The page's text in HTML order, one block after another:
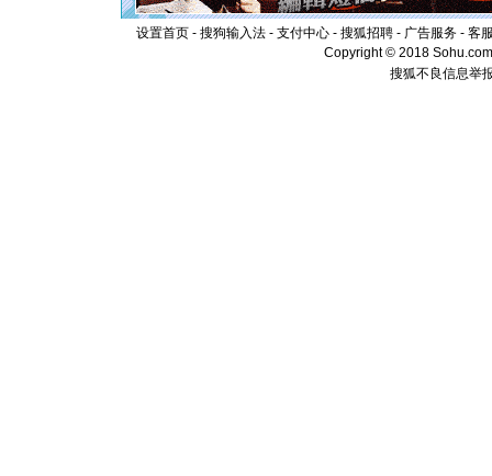
泣，这痛
卖了。水
[春节] 风
颜！冬去
设置首页 - 搜狗输入法 - 支付中心 - 搜狐招聘 - 广告服务 - 客
Copyright © 2018
搜狐不良信息举